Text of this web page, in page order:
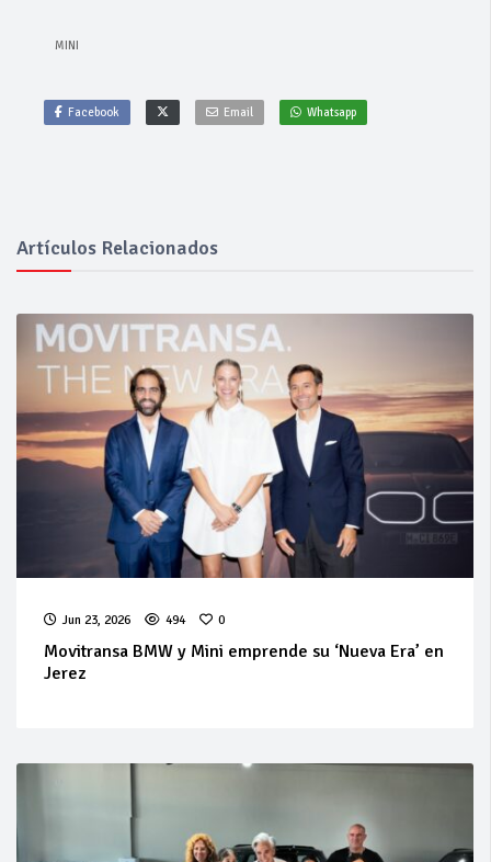
MINI
Facebook Email Whatsapp
Artículos Relacionados
Jun 23, 2026 494 0
Movitransa BMW y Mini emprende su ‘Nueva Era’ en
Jerez